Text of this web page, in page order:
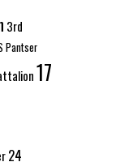
3rd
Pantser
17
24